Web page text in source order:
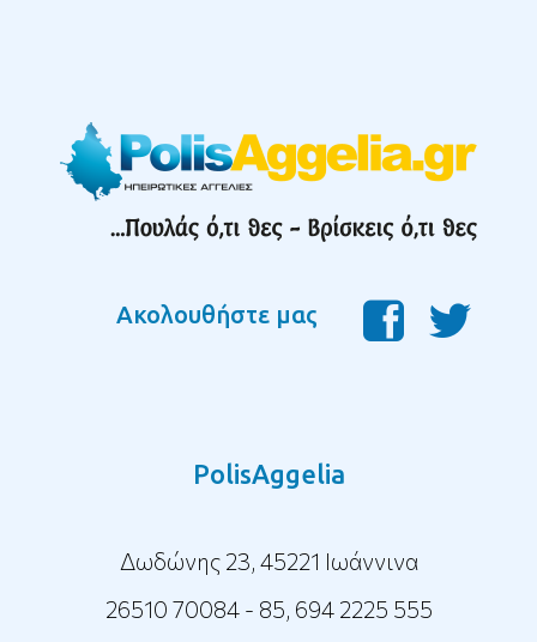
Ακολουθήστε μας
PolisAggelia
Δωδώνης 23, 45221 Ιωάννινα
26510 70084 - 85, 694 2225 555